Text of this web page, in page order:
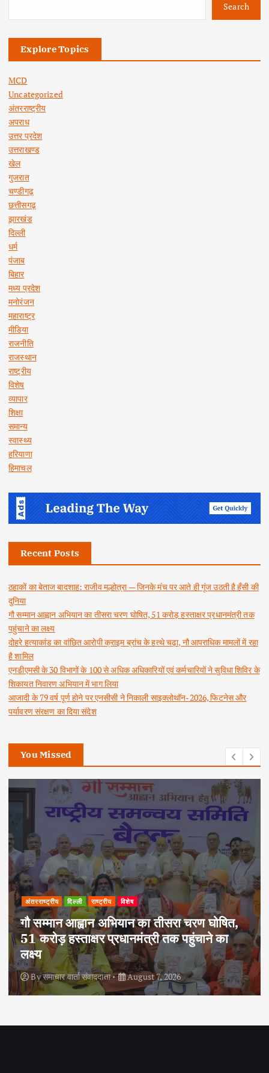
Search
Explore Topics
MCD
Uncategorized
अंतरराष्ट्रीय
अपराध
उत्तर प्रदेश
उत्तराखण्ड
खेल
गुजरात
चण्डीगढ़
छत्तीसगढ़
झारखंड
दिल्ली
धर्म
पंजाब
बिहार
मध्य प्रदेश
मनोरंजन
महाराष्ट्र
मीडिया
राजनीति
राजस्थान
राष्ट्रीय
विशेष
व्यापार
शिक्षा
समान्य
स्वास्थ्य
हरियाणा
हिमाचल
Recent Posts
ठहाकों का बेताज बादशाह: राजीव मल्होत्रा — जिनके मंच पर आते ही गूंज उठती है हँसी की
दुनिया
गौ सम्मान आह्वान अभियान का तीसरा चरण घोषित, 51 करोड़ हस्ताक्षर प्रधानमंत्री तक
पहुंचाने का लक्ष्य
दोहरे हत्याकांड का वांछित आरोपी क्राइम ब्रांच के हत्थे चढ़ा, नौ आपराधिक मामलों में रहा
है शामिल
एनडीएमसी के 30 विभागों के 100 से अधिक अधिकारियों एवं कर्मचारियों ने सुविधा शिविर के
शिकायत निवारण अभियान में भाग लिया
आजादी के 79 वर्ष पूर्ण होने पर एनसीसी ने निकाली साइक्लोथॉन-2026, फिटनेस और
पर्यावरण संरक्षण का दिया संदेश
You Missed
अपराध दिल्ली राष्ट्रीय
दोहरे हत्याकांड का वांछित आरोपी क्राइम ब्रांच के
हत्थे चढ़ा, नौ आपराधिक मामलों में रहा है शामिल
Byसमाचार वार्ता संवाददाता August 6, 2026